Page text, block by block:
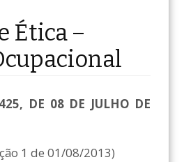
Ética –
DE 08 DE JULHO DE
1 de 01/08/2013)